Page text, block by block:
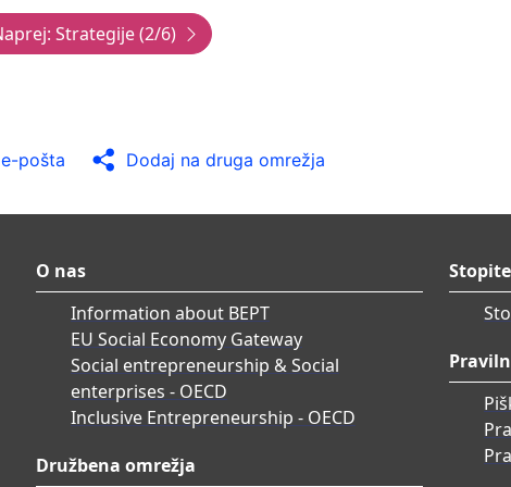
rezultatih pa se veliko poroča.
uporablja pa se jih za
e-pošta Dodaj na druga omrežja
O nas
Information about BEPT
EU Social Economy Gateway
Social entrepreneurship & Social
enterprises - OECD
Inclusive Entrepreneurship - OECD
Družbena omrežja